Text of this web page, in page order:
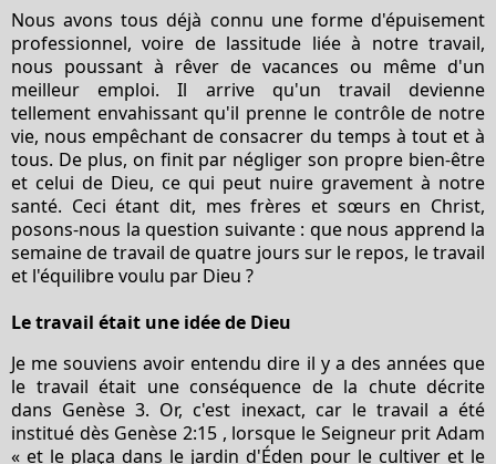
Nous avons tous déjà connu une forme d'épuisement
professionnel, voire de lassitude liée à notre travail,
nous poussant à rêver de vacances ou même d'un
meilleur emploi. Il arrive qu'un travail devienne
tellement envahissant qu'il prenne le contrôle de notre
vie, nous empêchant de consacrer du temps à tout et à
tous. De plus, on finit par négliger son propre bien-être
et celui de Dieu, ce qui peut nuire gravement à notre
santé. Ceci étant dit, mes frères et sœurs en Christ,
posons-nous la question suivante : que nous apprend la
semaine de travail de quatre jours sur le repos, le travail
et l'équilibre voulu par Dieu ?
Le travail était une idée de Dieu
Je me souviens avoir entendu dire il y a des années que
le travail était une conséquence de la chute décrite
dans Genèse 3. Or, c'est inexact, car le travail a été
institué dès Genèse 2:15 , lorsque le Seigneur prit Adam
« et le plaça dans le jardin d'Éden pour le cultiver et le